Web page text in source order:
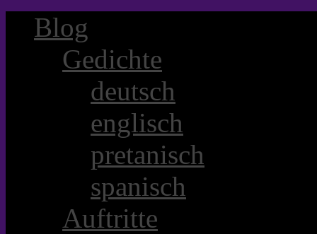
Blog
Gedichte
deutsch
englisch
pretanisch
spanisch
Auftritte